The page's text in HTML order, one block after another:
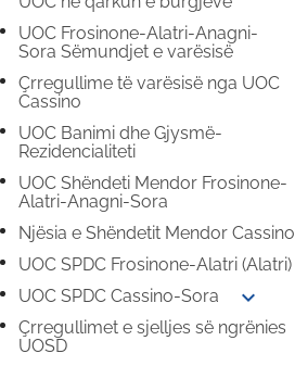
UOC Frosinone-Alatri-Anagni-
Sora Sëmundjet e varësisë
Çrregullime të varësisë nga UOC
Cassino
UOC Banimi dhe Gjysmë-
Rezidencialiteti
UOC Shëndeti Mendor Frosinone-
Alatri-Anagni-Sora
Njësia e Shëndetit Mendor Cassino
UOC SPDC Frosinone-Alatri (Alatri)
UOC SPDC Cassino-Sora
expand_more
Çrregullimet e sjelljes së ngrënies
UOSD